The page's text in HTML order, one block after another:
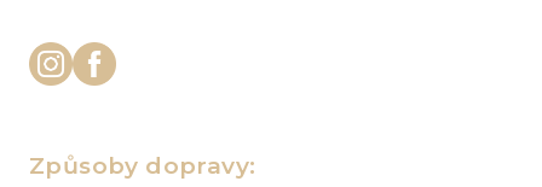
Způsoby dopravy: